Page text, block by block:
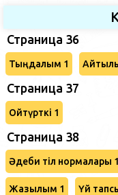
Страница 36
Тыңдалым 1
Страница 37
Ойтүрткі 1
Страница 38
Әдеби тіл нормалары 1
Жазылым 1 Үй